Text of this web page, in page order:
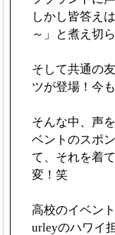
しかし皆答え
～」と煮え切
そして共通の
ツが登場！今
そんな中、声
ベントのスポ
て、それを着
変！笑
高校のイベン
urleyのハワイ